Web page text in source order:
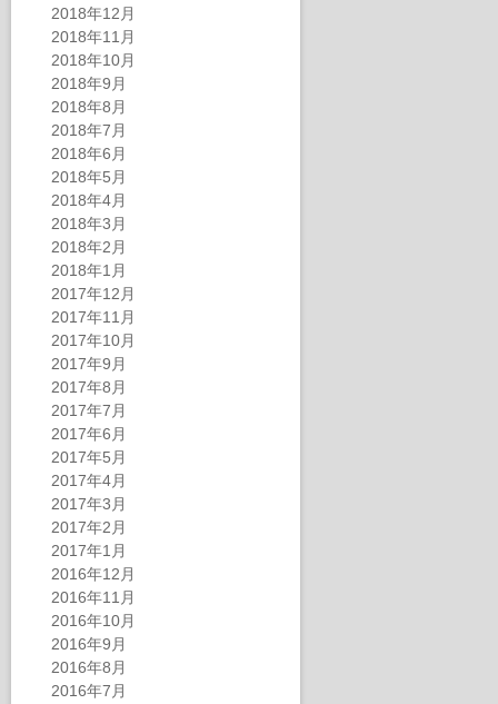
2018年12月
2018年11月
2018年10月
2018年9月
2018年8月
2018年7月
2018年6月
2018年5月
2018年4月
2018年3月
2018年2月
2018年1月
2017年12月
2017年11月
2017年10月
2017年9月
2017年8月
2017年7月
2017年6月
2017年5月
2017年4月
2017年3月
2017年2月
2017年1月
2016年12月
2016年11月
2016年10月
2016年9月
2016年8月
2016年7月